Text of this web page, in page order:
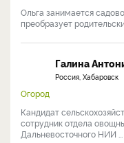
Ольга занимается
преобразует
Галина
Россия, Хабаровск
Огород
Кандидат
сотрудник отдела
Дальневосточного НИИ ...